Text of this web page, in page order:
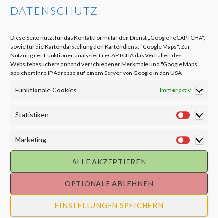
DATENSCHUTZ
Diese Seite nutzt für das Kontaktformular den Dienst „Google reCAPTCHA“,
sowie für die Kartendarstellung den Kartendienst "Google Maps". Zur
Nutzung der Funktionen analysiert reCAPTCHA das Verhalten des
Websitebesuchers anhand verschiedener Merkmale und "Google Maps"
speichert Ihre IP Adresse auf einem Server von Google in den USA.
Funktionale Cookies Immer aktiv
Statistiken
Marketing
ALLE AKZEPTIEREN
OPTIONALE ABLEHNEN
EINSTELLUNGEN SPEICHERN
11,2 ha | 3.050 kWp | Fertigstellung: Dezember 2010
SOLARPARK TREBSEN